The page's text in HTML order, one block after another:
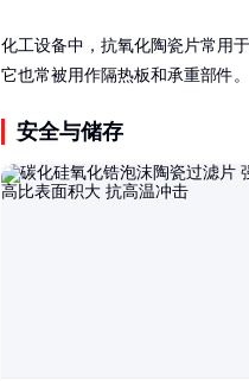
化工设备中，抗氧化陶瓷片常用
它也常被用作隔热板和承重部件。
安全与储存